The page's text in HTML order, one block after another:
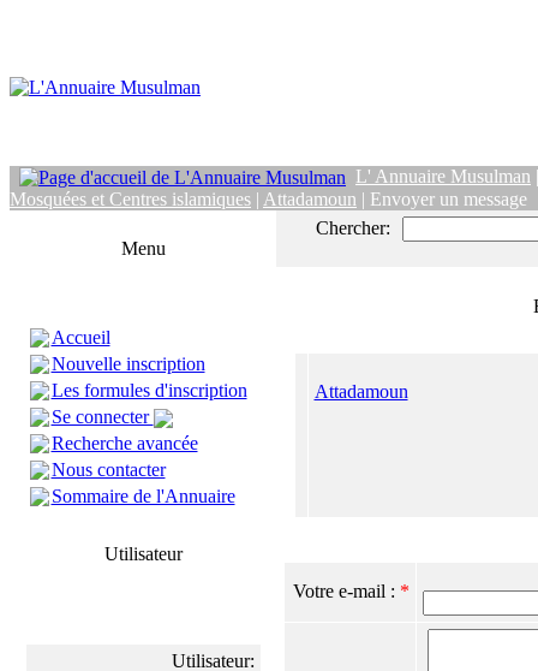
L' Annuaire Musulman
Mosquées et Centres islamiques | Attadamoun | Envoyer un message
Menu
Accueil
Nouvelle inscription
Les formules d'inscription
Se connecter
Recherche avancée
Nous contacter
Sommaire de l'Annuaire
Utilisateur
Utilisateur:
Chercher:
Attadamoun
Votre e-mail : *